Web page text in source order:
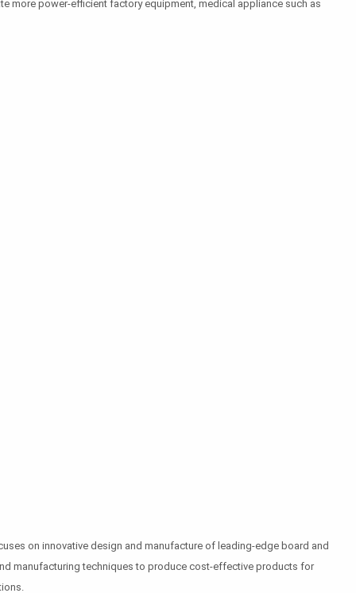
more power-efficient factory equipment, medical appliance such as
on innovative design and manufacture of leading-edge board and
manufacturing techniques to produce cost-effective products for